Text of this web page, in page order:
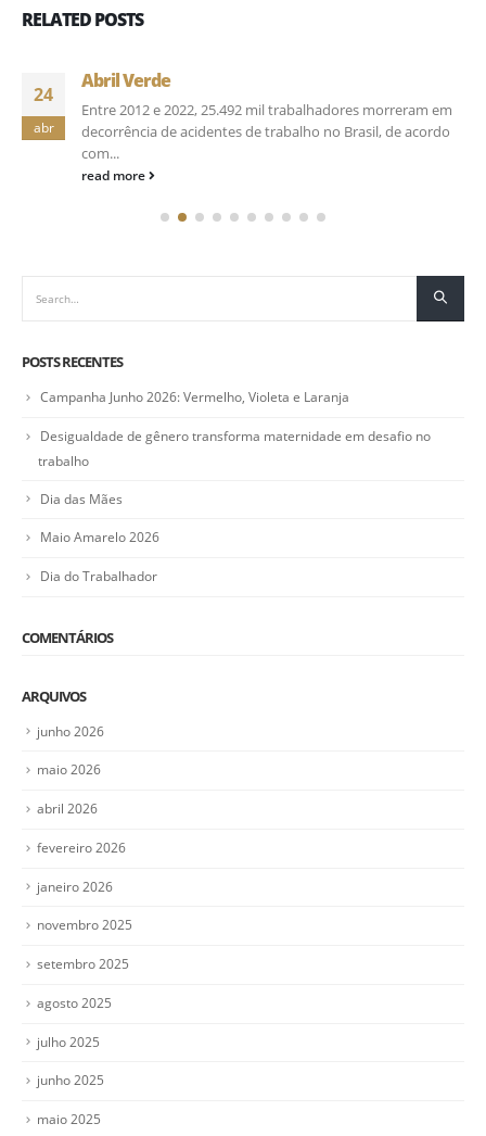
RELATEDPOSTS
24
abr
Abril Verde
Entre 2012 e 2022, 25.492 mil trabalhadores morreram em
decorrência de acidentes de trabalho no Brasil, de acordo
com...
read more
POSTS RECENTES
Campanha Junho 2026: Vermelho, Violeta e Laranja
Desigualdade de gênero transforma maternidade em desafio no
trabalho
Dia das Mães
Maio Amarelo 2026
Dia do Trabalhador
COMENTÁRIOS
ARQUIVOS
junho 2026
maio 2026
abril 2026
fevereiro 2026
janeiro 2026
novembro 2025
setembro 2025
agosto 2025
julho 2025
junho 2025
maio 2025